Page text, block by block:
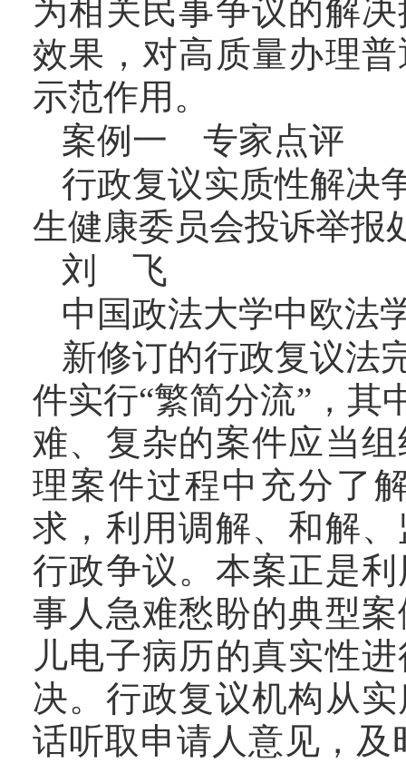
为相关民事争议的解
效果，对高质量办理
示范作用。
案例一 专家点评
行政复议实质性解
生健康委员会投诉举报
刘 飞
中国政法大学中欧法
新修订的行政复议法
件实行“繁简分流”，其
难、复杂的案件应当
理案件过程中充分了
求，利用调解、和解
行政争议。本案正是
事人急难愁盼的典型
儿电子病历的真实性
决。行政复议机构从
话听取申请人意见，